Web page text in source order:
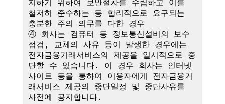
지하기 위하여 보안절차를 수립하고 이를
철저히 준수하는 등 합리적으로 요구되는
충분한 주의 의무를 다한 경우
④ 회사는 컴퓨터 등 정보통신설비의 보수
점검, 교체의 사유 등이 발생한 경우에는
전자금융거래서비스의 제공을 일시적으로 중
단할 수 있습니다. 이 경우 회사는 인터넷
사이트 등을 통하여 이용자에게 전자금융거
래서비스 제공의 중단일정 및 중단사유를
사전에 공지합니다.